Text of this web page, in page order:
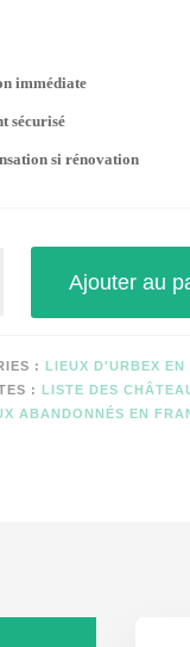
immédiate
sécurisé
si rénovation
Ajouter au
: LIEUX D'URBEX EN
: LISTE DES
ABANDONNÉS EN